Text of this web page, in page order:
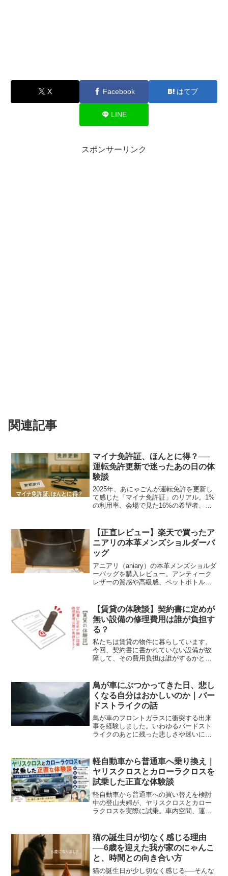
X Facebook はてブ
LINE
スポンサーリンク
関連記事
マイナ免許証、ほんとに得？──
運転免許更新で迷ったあの日の体
験談
2025年、あにゃごんが運転免許を更新し
て感じた「マイナ免許証」のリアル。1%
の利用率、会場で見た16%の希望者、そ
【正直レビュー】楽天で買ったア
ニアリの本革メンズショルダーバ
ッグ
アニアリ（aniary）の本革メンズショルダ
ーバッグを購入レビュー。アンティーク
レザーの質感や高級感、ペットボトルも
も解説します。
【賃貸の体験談】契約書に定めが
無い設備の修理費用は誰が負担す
る？
私たちは賃貸の物件に暮らしています。
今回、契約書に書かれていない設備が故
障して、その費用負担は誰がするかと話
シェアしますね。私たちは賃貸の物件に
暮らしています。で、今回...
鳥が車にぶつかってきた日、悲し
くなる自分はおかしいのか｜バー
ドストライクの話
鳥が車のフロントガラスに衝突する出来
事を経験しました。いわゆるバードスト
ライクのあとに残った悲しさや迷いにつ
合い方を考えた話です。
軽自動車から普通車へ乗り換え｜
ヤリスクロスとカローラクロスを
試乗した正直な体験談
軽自動車から普通車への買い替えを検討
中の登山夫婦が、ヤリスクロスとカロー
ラクロスを実際に試乗。車内空間、運転
猫の誕生日が切なく感じる理由
──6歳を迎えた我が家のにゃんこ
と、時間との向き合い方
猫の誕生日が少し切なく感じる──そんな